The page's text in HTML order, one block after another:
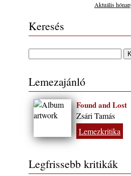
Aktuális hónap
Keresés
Lemezajánló
Found and Lost
Zsári Tamás
Lemezkritika
Legfrissebb kritikák